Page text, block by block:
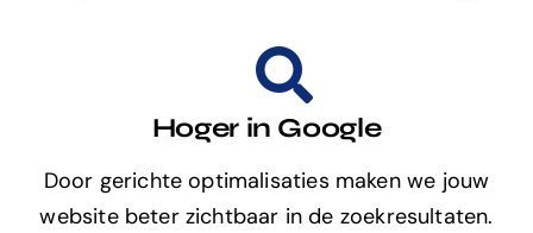
Hoger in Google
Door gerichte optimalisaties maken we jouw
website beter zichtbaar in de zoekresultaten.